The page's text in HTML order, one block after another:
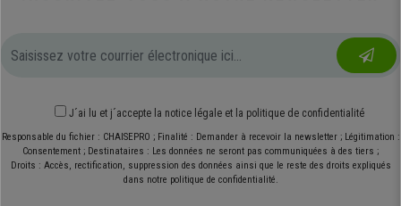
J´ai lu et j´accepte la notice légale et la politique de confidentialité
Responsable du fichier : CHAISEPRO ; Finalité : Demander à recevoir la newsletter ; Légitimation :
Consentement ; Destinataires : Les données ne seront pas communiquées à des tiers ;
Droits : Accès, rectification, suppression des données ainsi que le reste des droits expliqués
dans notre politique de confidentialité.